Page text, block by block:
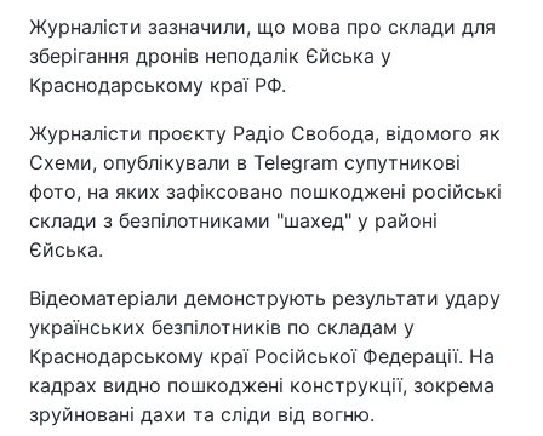
Журналісти зазначили, що мова про склади для
зберігання дронів неподалік Єйська у
Краснодарському краї РФ.
Журналісти проєкту Радіо Свобода, відомого як
Схеми, опублікували в Telegram супутникові
фото, на яких зафіксовано пошкоджені російські
склади з безпілотниками "шахед" у районі
Єйська.
Відеоматеріали демонструють результати удару
українських безпілотників по складам у
Краснодарському краї Російської Федерації. На
кадрах видно пошкоджені конструкції, зокрема
зруйновані дахи та сліди від вогню.